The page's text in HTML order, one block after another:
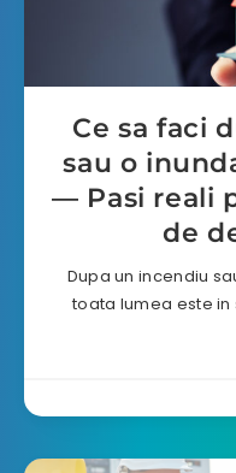
Ce sa faci
sau o
— Pasi reali
de
Dupa un incendiu
toata lumea este in